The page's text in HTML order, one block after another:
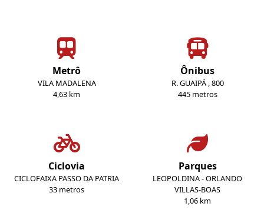
Metrô
VILA MADALENA
4,63 km
Ônibus
R. GUAIPÁ , 800
445 metros
Ciclovia
CICLOFAIXA PASSO DA PATRIA
33 metros
Parques
LEOPOLDINA - ORLANDO
VILLAS-BOAS
1,06 km